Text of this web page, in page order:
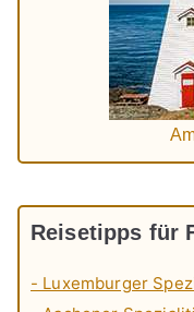
Reisetipps für
- Luxemburger